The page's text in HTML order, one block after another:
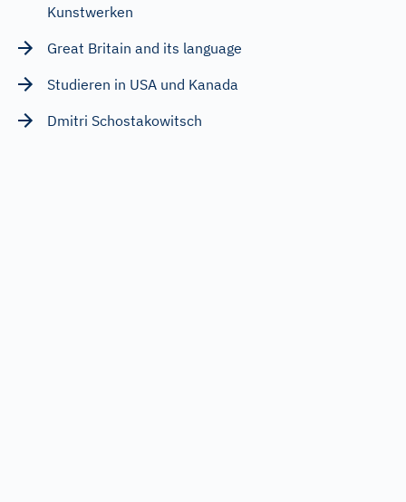
Kunstwerken
Great Britain and its language
Studieren in USA und Kanada
Dmitri Schostakowitsch